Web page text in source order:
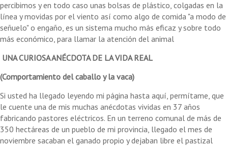
percibimos y en todo caso unas bolsas de plástico, colgadas en la
línea y movidas por el viento así como algo de comida "a modo de
señuelo" o engaño, es un sistema mucho más eficaz y sobre todo
más económico, para llamar la atención del animal
UNA CURIOSA ANÉCDOTA DE LA VIDA REAL
(Comportamiento del caballo y la vaca)
Si usted ha llegado leyendo mi página hasta aquí, permítame, que
le cuente una de mis muchas anécdotas vividas en 37 años
fabricando pastores eléctricos. En un terreno comunal de más de
350 hectáreas de un pueblo de mi provincia, llegado el mes de
noviembre sacaban el ganado propio y dejaban libre el pastizal